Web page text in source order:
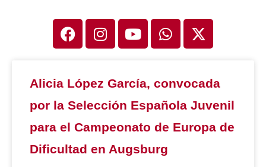
Alicia López García, convocada
por la Selección Española Juvenil
para el Campeonato de Europa de
Dificultad en Augsburg